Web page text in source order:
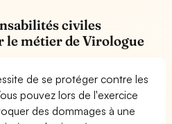
civiles
le métier de Virologue
de se protéger contre les
pouvez lors de l'exercice
des dommages à une